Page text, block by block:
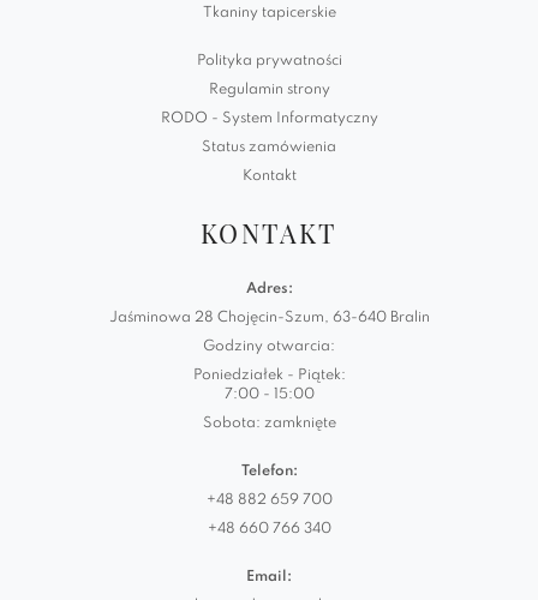
Tkaniny tapicerskie
Polityka prywatności
Regulamin strony
RODO - System Informatyczny
Status zamówienia
Kontakt
KONTAKT
Adres:
Jaśminowa 28 Chojęcin-Szum, 63-640 Bralin
Godziny otwarcia:
Poniedziałek - Piątek:
7:00 - 15:00
Sobota: zamknięte
Telefon:
+48 882 659 700
+48 660 766 340
Email: